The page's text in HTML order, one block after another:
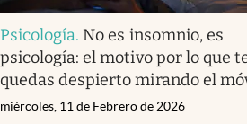
Psicología. No es insomnio, es
psicología: el motivo por lo que
quedas despierto mirando el
miércoles, 11 de Febrero de 2026